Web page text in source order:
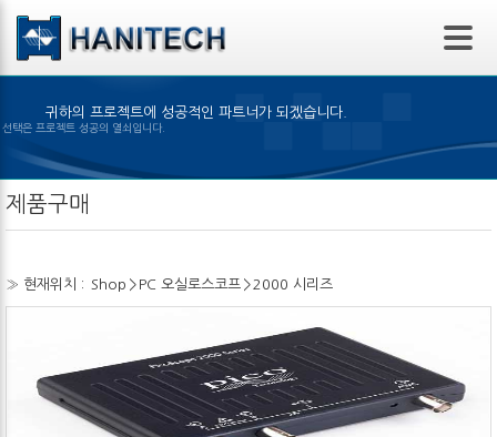
본문 바로가기
귀하의 프로젝트에 성공적인 파트너가 되겠습니다.
제품의 선택은 프로젝트 성공의 열쇠입니다.
제품구매
» 현재위치 : Shop > PC 오실로스코프 > 2000 시리즈